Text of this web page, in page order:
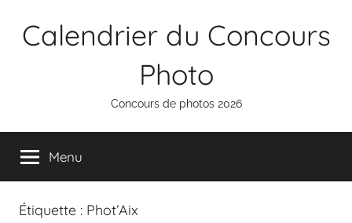
Calendrier du Concours
Photo
Concours de photos 2026
Menu
Étiquette : Phot’Aix